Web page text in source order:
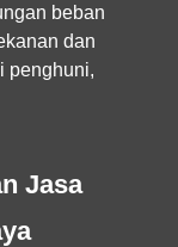
beban
dan
penghuni,
Jasa